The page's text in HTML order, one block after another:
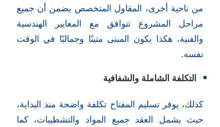
من ناحية أخرى، المقاول المتخصص يضمن أن جميع
مراحل المشروع تتوافق مع المعايير الهندسية
والفنية، هكذا يكون المبنى متينًا وجماليًا في الوقت
نفسه.
التكلفة الشاملة والشفافية
كذلك، يوفر تسليم المفتاح تكلفة واضحة منذ البداية،
حيث يشمل العقد جميع المواد والتشطيبات، كما